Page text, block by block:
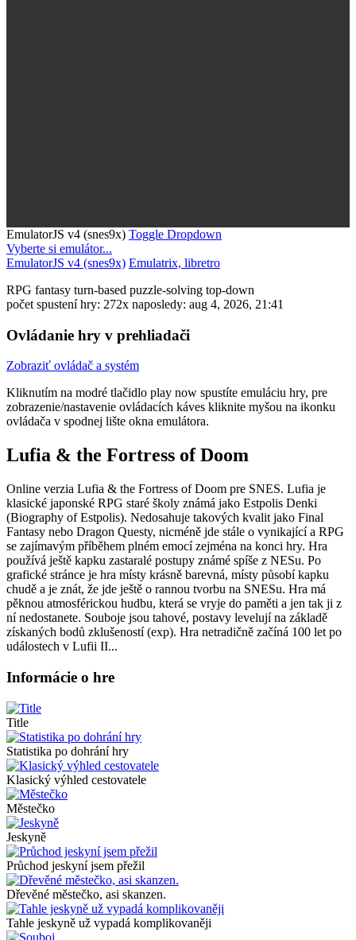
EmulatorJS v4 (snes9x) Toggle Dropdown
Vyberte si emulátor...
EmulatorJS v4 (snes9x) Emulatrix, libretro
RPG fantasy turn-based puzzle-solving top-down
počet spustení hry: 272x naposledy: aug 4, 2026, 21:41
Ovládanie hry v prehliadači
Zobraziť ovládač a systém
Kliknutím na modré tlačidlo play now spustíte emuláciu hry, pre
zobrazenie/nastavenie ovládacích káves kliknite myšou na ikonku
ovládača v spodnej lište okna emulátora.
Lufia & the Fortress of Doom
Online verzia Lufia & the Fortress of Doom pre SNES. Lufia je
klasické japonské RPG staré školy známá jako Estpolis Denki
(Biography of Estpolis). Nedosahuje takových kvalit jako Final
Fantasy nebo Dragon Questy, nicméně jde stále o vynikající a RPG
se zajímavým příběhem plném emocí zejména na konci hry. Hra
používá ještě kapku zastaralé postupy známé spíše z NESu. Po
grafické stránce je hra místy krásně barevná, místy působí kapku
chudě a je znát, že jde ještě o rannou tvorbu na SNESu. Hra má
pěknou atmosférickou hudbu, která se vryje do paměti a jen tak ji z
ní nedostanete. Souboje jsou tahové, postavy levelují na základě
získaných bodů zklušeností (exp). Hra netradičně začíná 100 let po
událostech v Lufii II...
Informácie o hre
Title
Statistika po dohrání hry
Klasický výhled cestovatele
Městečko
Jeskyně
Průchod jeskyní jsem přežil
Dřevěné městečko, asi skanzen.
Tahle jeskyně už vypadá komplikovaněji